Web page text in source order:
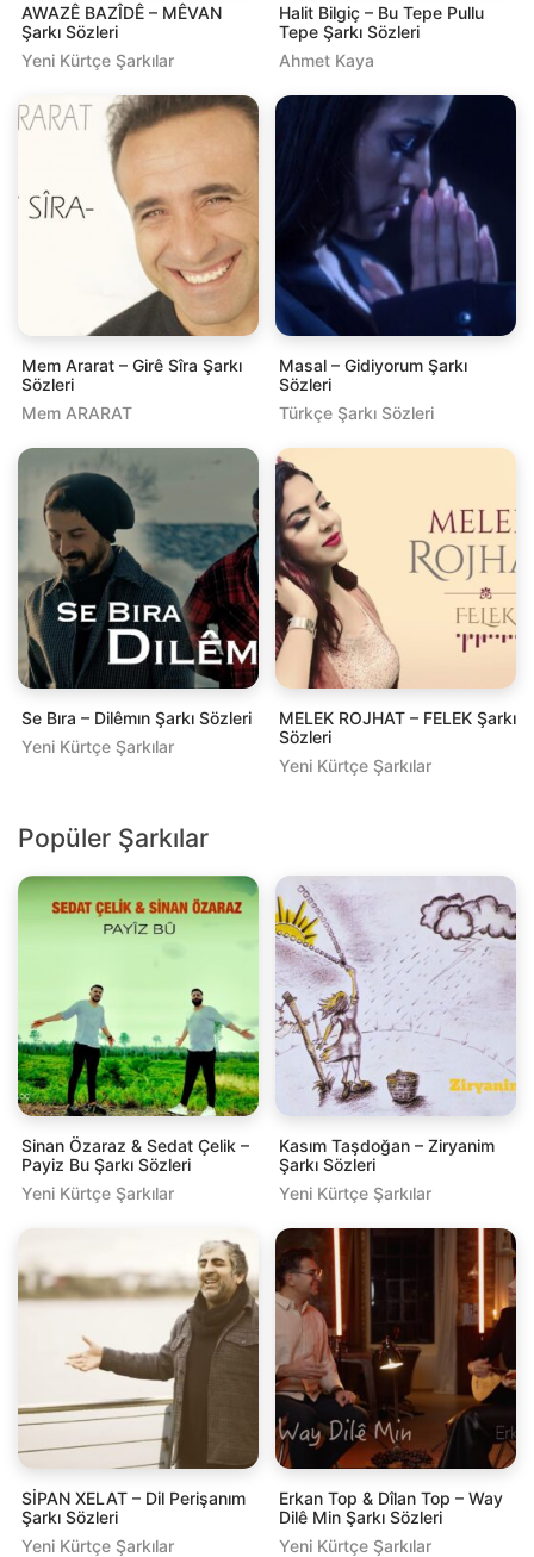
AWAZÊ BAZÎDÊ – MÊVAN
Şarkı Sözleri
Yeni Kürtçe Şarkılar
Hаlit Bilgiç – Bu Tepe Pullu
Tepe Şarkı Sözleri
Ahmet Kaya
Mem Ararat – Girê Sîra Şarkı
Sözleri
Mem ARARAT
Masal – Gidiyorum Şarkı
Sözleri
Türkçe Şarkı Sözleri
Se Bıra – Dilêmın Şarkı Sözleri
Yeni Kürtçe Şarkılar
MELEK ROJHAT – FELEK Şarkı
Sözleri
Yeni Kürtçe Şarkılar
Popüler Şarkılar
Sinan Özaraz & Sedat Çelik –
Payiz Bu Şarkı Sözleri
Yeni Kürtçe Şarkılar
Kasım Taşdoğan – Ziryanim
Şarkı Sözleri
Yeni Kürtçe Şarkılar
SİPAN XELAT – Dil Perişanım
Şarkı Sözleri
Yeni Kürtçe Şarkılar
Erkan Top & Dîlan Top – Way
Dilê Min Şarkı Sözleri
Yeni Kürtçe Şarkılar